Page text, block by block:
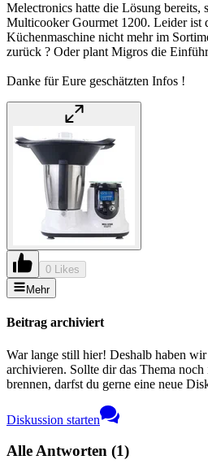
Melectronics hatte die Lösung bereits,
Multicooker Gourmet 1200. Leider ist
Küchenmaschine nicht mehr im
zurück ? Oder plant Migros die
Danke für Eure geschätzten Infos !
0 Likes
Mehr
Beitrag archiviert
War lange still hier! Deshalb haben
archivieren. Sollte dir das Thema
brennen, darfst du gerne eine neue
Diskussion starten
Alle Antworten (1)